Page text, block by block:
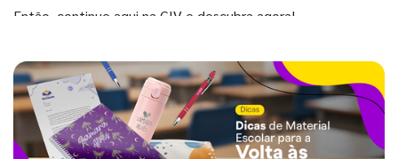
Então, continue aqui na GIV e descubra agora!